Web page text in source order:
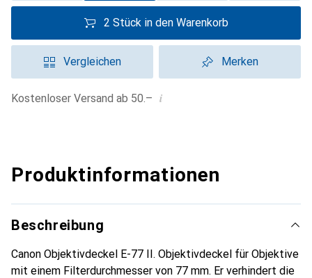
2 Stück in den Warenkorb
Vergleichen Merken
Kostenloser Versand ab 50.– i
Produktinformationen
Beschreibung
Canon Objektivdeckel E-77 II. Objektivdeckel für Objektive
mit einem Filterdurchmesser von 77 mm. Er verhindert die